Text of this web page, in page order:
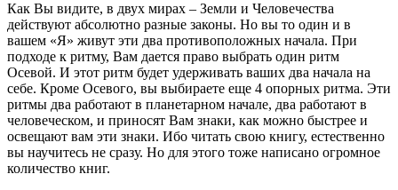
Как Вы видите, в двух мирах – Земли и Человечества
действуют абсолютно разные законы. Но вы то один и в
вашем «Я» живут эти два противоположных начала. При
подходе к ритму, Вам дается право выбрать один ритм
Осевой. И этот ритм будет удерживать ваших два начала на
себе. Кроме Осевого, вы выбираете еще 4 опорных ритма. Эти
ритмы два работают в планетарном начале, два работают в
человеческом, и приносят Вам знаки, как можно быстрее и
освещают вам эти знаки. Ибо читать свою книгу, естественно
вы научитесь не сразу. Но для этого тоже написано огромное
количество книг.